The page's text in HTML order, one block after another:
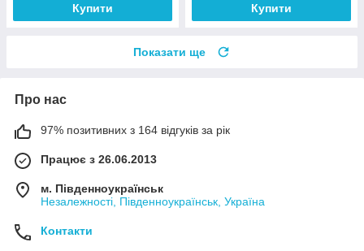
Купити Купити
Показати ще
Про нас
97% позитивних з 164 відгуків за рік
Працює з 26.06.2013
м. Південноукраїнськ
Незалежності, Південноукраїнськ, Україна
Контакти